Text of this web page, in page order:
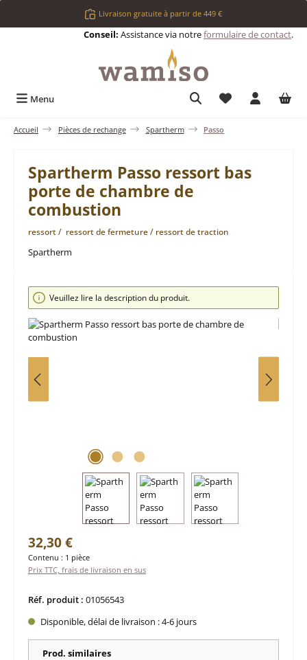
Passer au contenu principalLivraison gratuite à partir de 449 €
Conseil: Assistance via notreformulaire de contact.
Menu Vous avez 0
Accueil Pièces de rechange Spartherm Passo
Spartherm Passo ressort bas
porte de chambre de
combustion
ressort / ressort de fermeture / ressort de traction
Spartherm
Ignorer la galerie d'images
Veuillez lire la description du produit.
Prix régulier :
32,30 €
Contenu : 1 pièce
Prix TTC, frais de livraison en sus
Réf. produit : 01056543
Disponible, délai de livraison : 4-6 jours
Prod. similaires